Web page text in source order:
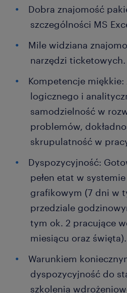
Dobra znajomość
szczególności MS
Mile widziana
narzędzi ticketowych.
Kompetencje
logicznego i
samodzielność w
problemów,
skrupulatność w
Dyspozycyjność:
pełen etat w
grafikowym (7 dni w
przedziale
tym ok. 2 pracujące
miesiącu oraz święta).
Warunkiem
dyspozycyjność do
szkolenia